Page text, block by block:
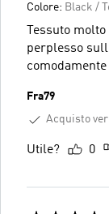
Colore: Black /
Tessuto
perplesso
Fra79
Acquisto
Utile? 0